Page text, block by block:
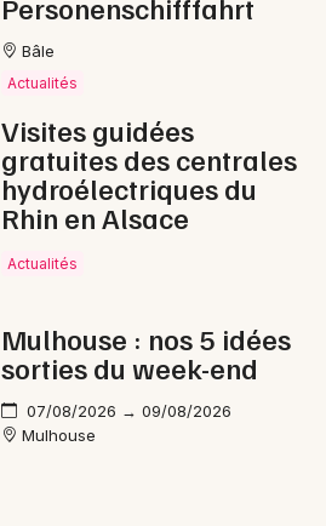
Bâle
Actualités
Visites guidées
gratuites des centrales
hydroélectriques du
Rhin en Alsace
Actualités
Mulhouse : nos 5 idées
sorties du week-end
07/08/2026 → 09/08/2026
Mulhouse